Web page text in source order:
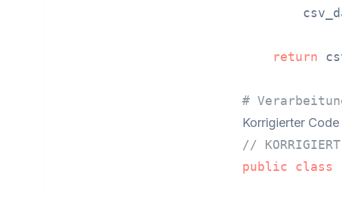
return
#
Korrigierter Code
//
public
class